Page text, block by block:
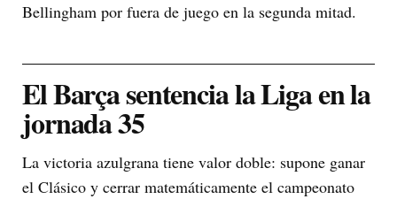
Bellingham por fuera de juego en la segunda mitad.
El Barça sentencia la Liga en la
jornada 35
La victoria azulgrana tiene valor doble: supone ganar
el Clásico y cerrar matemáticamente el campeonato